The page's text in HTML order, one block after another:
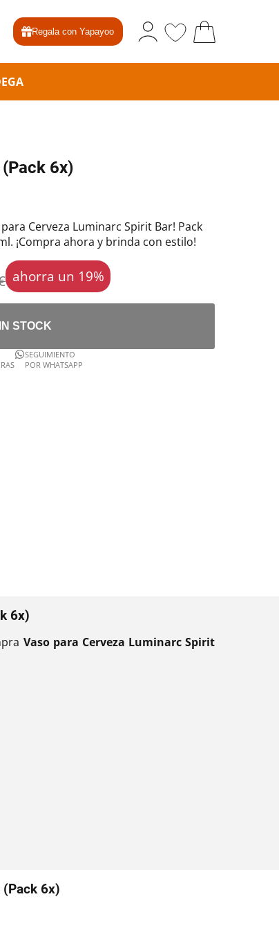
Regala con Yapayoo
6x)
Cerveza Luminarc Spirit Bar! Pack
¡Compra ahora y brinda con estilo!
ahorra un 19%
STOCK
SEGUIMIENTO
POR WHATSAPP
6x)
Vaso para Cerveza Luminarc Spirit
6x)